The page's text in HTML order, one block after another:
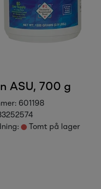
ASU, 700 g
601198
Tomt på lager